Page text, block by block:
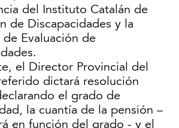
del Instituto Catalán de
de Discapacidades y la
Evaluación de
el Director Provincial del
dictará resolución
el grado de
la cuantía de la pensión –
en función del grado - y el